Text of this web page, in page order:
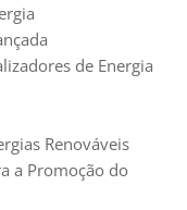
de Energia
Renováveis
a Promoção do